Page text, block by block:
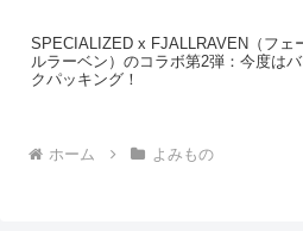
SPECIALIZED x FJALLRAVEN（フェ
ルラーベン）のコラボ第2弾：今度はバ
クパッキング！
ホーム よみもの